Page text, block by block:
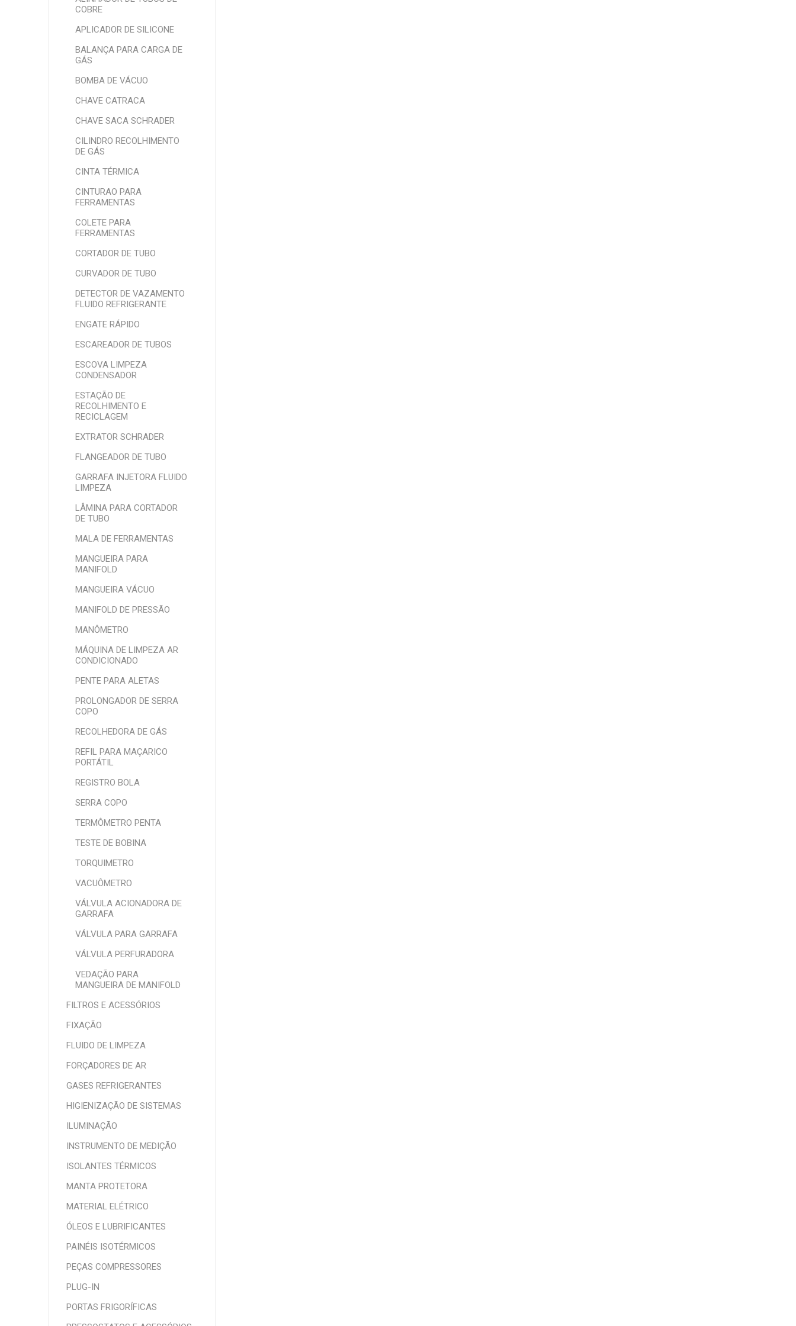
COBRE
APLICADOR DE SILICONE
BALANÇA PARA CARGA DE
GÁS
BOMBA DE VÁCUO
CHAVE CATRACA
CHAVE SACA SCHRADER
CILINDRO RECOLHIMENTO
DE GÁS
CINTA TÉRMICA
CINTURAO PARA
FERRAMENTAS
COLETE PARA
FERRAMENTAS
CORTADOR DE TUBO
CURVADOR DE TUBO
DETECTOR DE VAZAMENTO
FLUIDO REFRIGERANTE
ENGATE RÁPIDO
ESCAREADOR DE TUBOS
ESCOVA LIMPEZA
CONDENSADOR
ESTAÇÃO DE
RECOLHIMENTO E
RECICLAGEM
EXTRATOR SCHRADER
FLANGEADOR DE TUBO
GARRAFA INJETORA FLUIDO
LIMPEZA
LÂMINA PARA CORTADOR
DE TUBO
MALA DE FERRAMENTAS
MANGUEIRA PARA
MANIFOLD
MANGUEIRA VÁCUO
MANIFOLD DE PRESSÃO
MANÔMETRO
MÁQUINA DE LIMPEZA AR
CONDICIONADO
PENTE PARA ALETAS
PROLONGADOR DE SERRA
COPO
RECOLHEDORA DE GÁS
REFIL PARA MAÇARICO
PORTÁTIL
REGISTRO BOLA
SERRA COPO
TERMÔMETRO PENTA
TESTE DE BOBINA
TORQUIMETRO
VACUÔMETRO
VÁLVULA ACIONADORA DE
GARRAFA
VÁLVULA PARA GARRAFA
VÁLVULA PERFURADORA
VEDAÇÃO PARA
MANGUEIRA DE MANIFOLD
FILTROS E ACESSÓRIOS
FIXAÇÃO
FLUIDO DE LIMPEZA
FORÇADORES DE AR
GASES REFRIGERANTES
HIGIENIZAÇÃO DE SISTEMAS
ILUMINAÇÃO
INSTRUMENTO DE MEDIÇÃO
ISOLANTES TÉRMICOS
MANTA PROTETORA
MATERIAL ELÉTRICO
ÓLEOS E LUBRIFICANTES
PAINÉIS ISOTÉRMICOS
PEÇAS COMPRESSORES
PLUG-IN
PORTAS FRIGORÍFICAS